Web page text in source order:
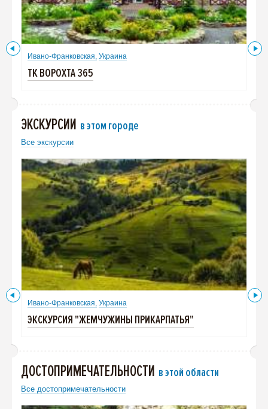
Ивано-Франковская, Украина
ТК ВОРОХТА 365
ЭКСКУРСИИ в этом городе
Все экскурсии
Ивано-Франковская, Украина
ЭКСКУРСИЯ "ЖЕМЧУЖИНЫ ПРИКАРПАТЬЯ"
ДОСТОПРИМЕЧАТЕЛЬНОСТИ в этой области
Все достопримечательности